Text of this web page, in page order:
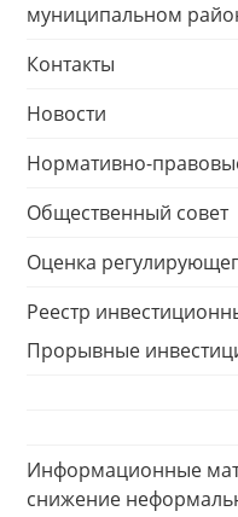
муниципальном
Контакты
Новости
Нормативно-
Общественный совет
Оценка
Реестр
Прорывные
Информационные
снижение